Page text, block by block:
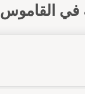
في القاموس